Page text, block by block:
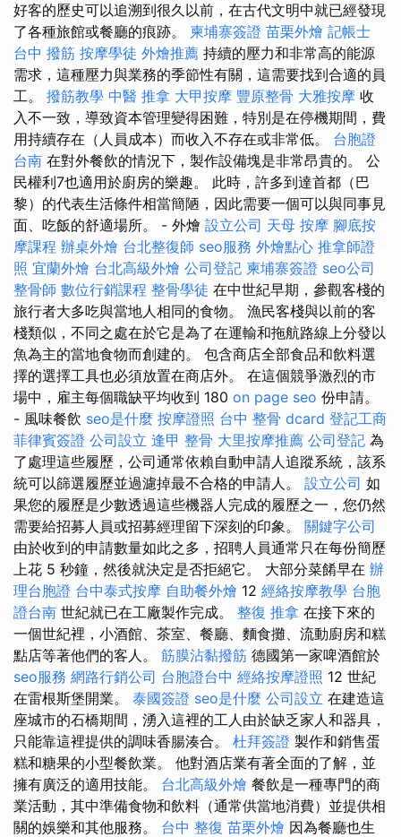
好客的歷史可以追溯到很久以前，在古代文明中就已經發現
了各種旅館或餐廳的痕跡。 柬埔寨簽證 苗栗外燴 記帳士
台中 撥筋 按摩學徒 外燴推薦 持續的壓力和非常高的能源
需求，這種壓力與業務的季節性有關，這需要找到合適的員
工。 撥筋教學 中醫 推拿 大甲按摩 豐原整骨 大雅按摩 收
入不一致，導致資本管理變得困難，特別是在停機期間，費
用持續存在（人員成本）而收入不存在或非常低。 台胞證
台南 在對外餐飲的情況下，製作設備塊是非常昂貴的。 公
民權利7也適用於廚房的樂趣。 此時，許多到達首都（巴
黎）的代表生活條件相當簡陋，因此需要一個可以與同事見
面、吃飯的舒適場所。 - 外燴 設立公司 天母 按摩 腳底按
摩課程 辦桌外燴 台北整復師 seo服務 外燴點心 推拿師證
照 宜蘭外燴 台北高級外燴 公司登記 柬埔寨簽證 seo公司
整骨師 數位行銷課程 整骨學徒 在中世紀早期，參觀客棧的
旅行者大多吃與當地人相同的食物。 漁民客棧與以前的客
棧類似，不同之處在於它是為了在運輸和拖航路線上分發以
魚為主的當地食物而創建的。 包含商店全部食品和飲料選
擇的選擇工具也必須放置在商店外。 在這個競爭激烈的市
場中，雇主每個職缺平均收到 180 on page seo 份申請。
- 風味餐飲 seo是什麼 按摩證照 台中 整骨 dcard 登記工商
菲律賓簽證 公司設立 逢甲 整骨 大里按摩推薦 公司登記 為
了處理這些履歷，公司通常依賴自動申請人追蹤系統，該系
統可以篩選履歷並過濾掉最不合格的申請人。 設立公司 如
果您的履歷是少數透過這些機器人完成的履歷之一，您仍然
需要給招募人員或招募經理留下深刻的印象。 關鍵字公司
由於收到的申請數量如此之多，招聘人員通常只在每份簡歷
上花 5 秒鐘，然後就決定是否拒絕它。 大部分菜餚早在 辦
理台胞證 台中泰式按摩 自助餐外燴 12 經絡按摩教學 台胞
證台南 世紀就已在工廠製作完成。 整復 推拿 在接下來的
一個世紀裡，小酒館、茶室、餐廳、麵食攤、流動廚房和糕
點店等著他們的客人。 筋膜沾黏撥筋 德國第一家啤酒館於
seo服務 網路行銷公司 台胞證台中 經絡按摩證照 12 世紀
在雷根斯堡開業。 泰國簽證 seo是什麼 公司設立 在建造這
座城市的石橋期間，湧入這裡的工人由於缺乏家人和器具，
只能靠這裡提供的調味香腸湊合。 杜拜簽證 製作和銷售蛋
糕和糖果的小型餐飲業。 他對酒店業有著全面的了解，並
擁有廣泛的適用技能。 台北高級外燴 餐飲是一種專門的商
業活動，其中準備食物和飲料（通常供當地消費）並提供相
關的娛樂和其他服務。 台中 整復 苗栗外燴 因為餐廳也生